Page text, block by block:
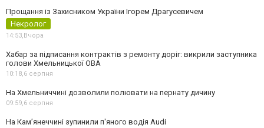
Прощання із Захисником України Ігорем Драгусевичем
Некролог
14:53, Вчора
Хабар за підписання контрактів з ремонту доріг: викрили заступника
голови Хмельницької ОВА
10:18,6 серпня
На Хмельниччині дозволили полювати на пернату дичину
09:59,6 серпня
На Камʼянеччині зупинили п'яного водія Audi